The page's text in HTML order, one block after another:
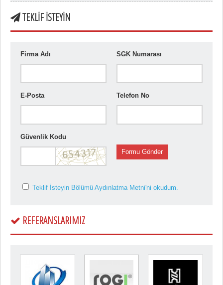
TEKLİF İSTEYİN
Firma Adı SGK Numarası
E-Posta Telefon No
Güvenlik Kodu
Formu Gönder
Teklif İsteyin Bölümü Aydınlatma Metni'ni okudum.
REFERANSLARIMIZ